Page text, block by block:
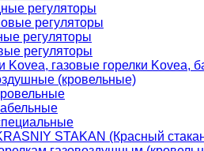
регуляторы
регуляторы
регуляторы
регуляторы
Kovea, газовые горелки Kovea,
(кровельные)
STAKAN (Красный